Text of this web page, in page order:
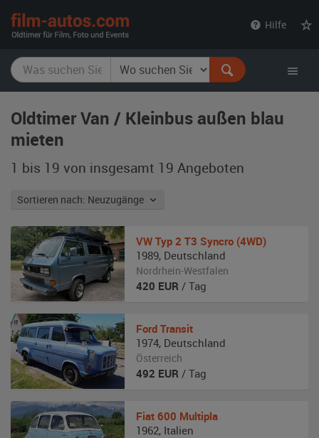
Hilfe
Oldtimer Van / Kleinbus außen blau
mieten
1 bis 19 von insgesamt 19 Angeboten
Sortieren nach: Neuzugänge
VW Typ 2 T3 Syncro (4WD)
1989, Deutschland
Nordrhein-Westfalen
420 EUR / Tag
Ford Transit
1974, Deutschland
Österreich
492 EUR / Tag
Fiat 600 Multipla
1962, Italien